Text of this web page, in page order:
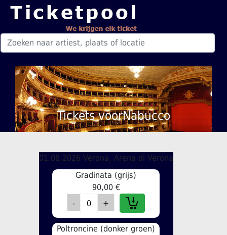
Tickets voorNabucco
01.08.2026 Verona, Arena di Verona
Gradinata (grijs)
90,00 €
Poltroncine (donker groen)